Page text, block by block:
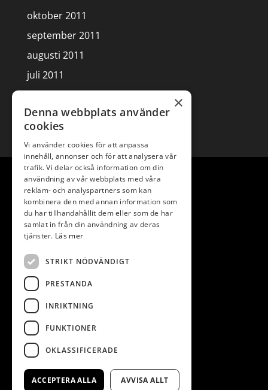
oktober 2011
september 2011
augusti 2011
juli 2011
juni 2011
maj 2011
Villkor för webbshopen
Cookies på sajten
Integritetspolicy
×
Denna webbplats använder
cookies
Vi använder cookies för att anpassa
innehåll, annonser och för att analysera vår
trafik. Vi delar också information om din
användning av vår webbplats med våra
reklam- och analyspartners som kan
kombinera den med annan information som
du har tillhandahållit dem eller som de har
samlat in från din användning av deras
tjänster. Läs mer
STRIKT NÖDVÄNDIGT
PRESTANDA
INRIKTNING
FUNKTIONER
OKLASSIFICERADE
ACCEPTERA ALLA AVVISA ALLT